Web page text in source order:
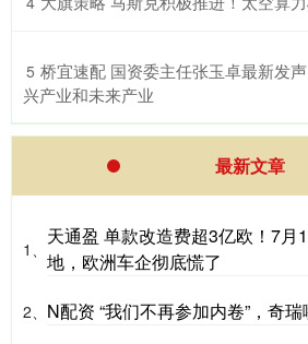
5 桥宜速配 国资委主任张玉卓最新发
兴产业和未来产业
最新文章
1、
天通盈 单款改造费超3亿欧！7月
地，欧洲车企彻底慌了
2、 N配资 “我们不再参加内卷”，奇